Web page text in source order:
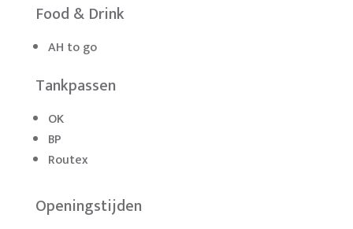
Food & Drink
AH to go
Tankpassen
OK
BP
Routex
Openingstijden